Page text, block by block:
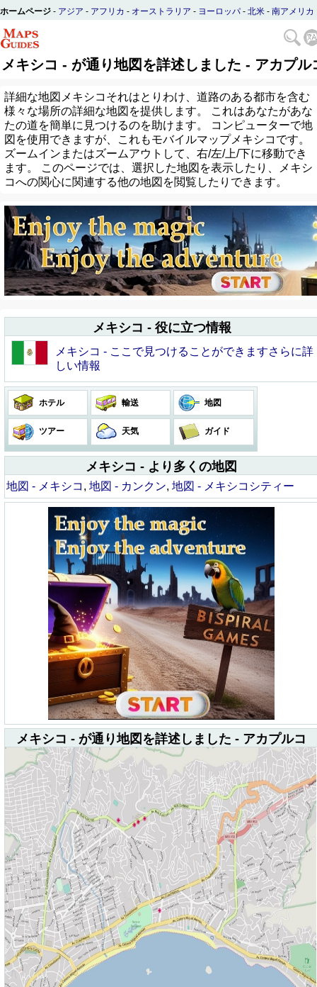
ホームページ - アジア - アフリカ - オーストラリア - ヨーロッパ - 北米 - 南アメリカ
メキシコ - が通り地図を詳述しました - アカプル
詳細な地図メキシコそれはとりわけ、道路のある都市を含む
様々な場所の詳細な地図を提供します。 これはあなたがあな
たの道を簡単に見つけるのを助けます。 コンピューターで地
図を使用できますが、これもモバイルマップメキシコです。
ズームインまたはズームアウトして、右/左/上/下に移動でき
ます。 このページでは、選択した地図を表示したり、メキシ
コへの関心に関連する他の地図を閲覧したりできます。
メキシコ - 役に立つ情報
メキシコ - ここで見つけることができますさらに詳
しい情報
ホテル 輸送 地図
ツアー 天気 ガイド
メキシコ - より多くの地図
地図 - メキシコ , 地図 - カンクン, 地図 - メキシコシティー
メキシコ - が通り地図を詳述しました - アカプルコ